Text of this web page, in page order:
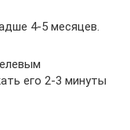
4-5 месяцев.
его 2-3 минуты